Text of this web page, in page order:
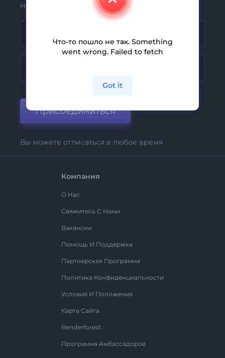
новых предложениях первыми
Присоединиться
Вы можете отписаться в любое время
Компания
О Нас
Свяжитесь С Нами
Вакансии
Помощь И Поддержка
Партнерская Программа
Политика Конфиденциальности
Условия И Положения
Карта Сайта
Renderforest
Программа Амбассадоров
Что-то пошло не так. Something
went wrong. Failed to fetch
Got it